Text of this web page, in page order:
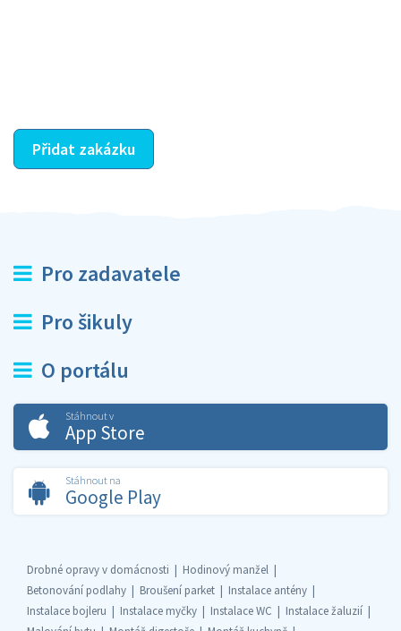
Přidat zakázku
Pro zadavatele
Pro šikuly
O portálu
Stáhnout v
App Store
Stáhnout na
Google Play
Drobné opravy v domácnosti
Hodinový manžel
Betonování podlahy
Broušení parket
Instalace antény
Instalace bojleru
Instalace myčky Instalace WC
Instalace žaluzií